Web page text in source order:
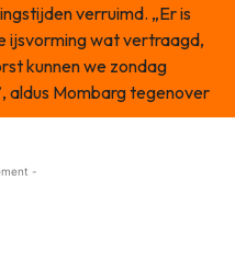
verruimd. „Er is
ijsvorming wat vertraagd,
kunnen we zondag
aldus Mombarg tegenover
-